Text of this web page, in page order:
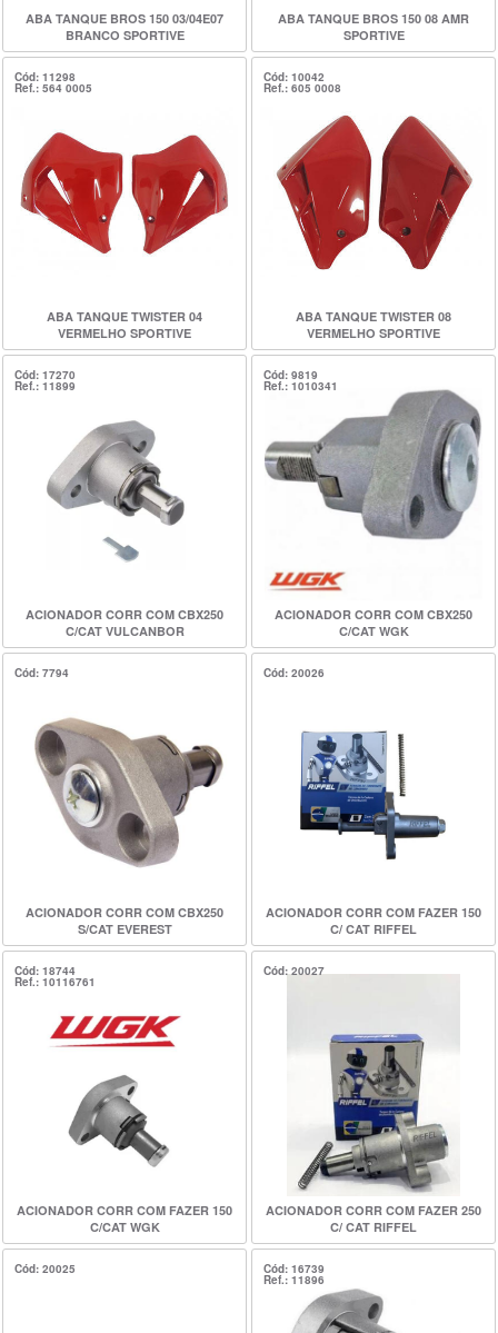
ABA TANQUE BROS 150 03/04E07
BRANCO SPORTIVE
ABA TANQUE BROS 150 08 AMR
SPORTIVE
Cód: 11298
Ref.: 564 0005
ABA TANQUE TWISTER 04
VERMELHO SPORTIVE
Cód: 10042
Ref.: 605 0008
ABA TANQUE TWISTER 08
VERMELHO SPORTIVE
Cód: 17270
Ref.: 11899
ACIONADOR CORR COM CBX250
C/CAT VULCANBOR
Cód: 9819
Ref.: 1010341
ACIONADOR CORR COM CBX250
C/CAT WGK
Cód: 7794
ACIONADOR CORR COM CBX250
S/CAT EVEREST
Cód: 20026
ACIONADOR CORR COM FAZER 150
C/ CAT RIFFEL
Cód: 18744
Ref.: 10116761
ACIONADOR CORR COM FAZER 150
C/CAT WGK
Cód: 20027
ACIONADOR CORR COM FAZER 250
C/ CAT RIFFEL
Cód: 20025 Cód: 16739
Ref.: 11896